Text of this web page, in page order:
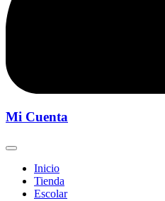
Mi Cuenta
Inicio
Tienda
Escolar